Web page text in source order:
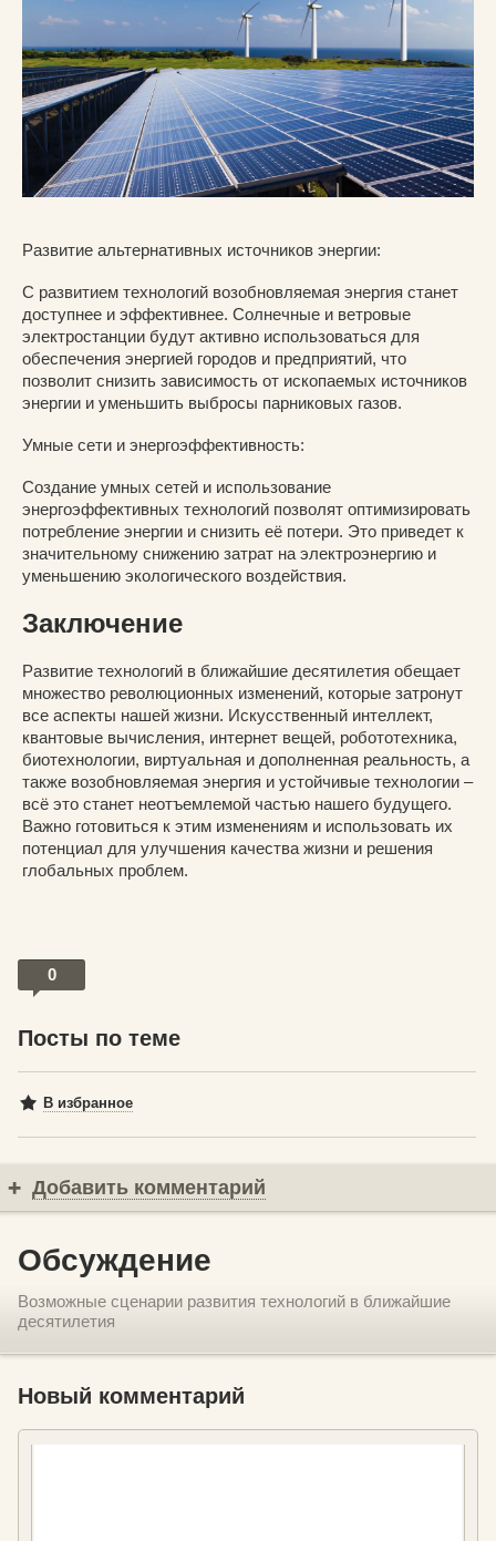
Развитие альтернативных источников энергии:
С развитием технологий возобновляемая энергия станет
доступнее и эффективнее. Солнечные и ветровые
электростанции будут активно использоваться для
обеспечения энергией городов и предприятий, что
позволит снизить зависимость от ископаемых источников
энергии и уменьшить выбросы парниковых газов.
Умные сети и энергоэффективность:
Создание умных сетей и использование
энергоэффективных технологий позволят оптимизировать
потребление энергии и снизить её потери. Это приведет к
значительному снижению затрат на электроэнергию и
уменьшению экологического воздействия.
Заключение
Развитие технологий в ближайшие десятилетия обещает
множество революционных изменений, которые затронут
все аспекты нашей жизни. Искусственный интеллект,
квантовые вычисления, интернет вещей, робототехника,
биотехнологии, виртуальная и дополненная реальность, а
также возобновляемая энергия и устойчивые технологии –
всё это станет неотъемлемой частью нашего будущего.
Важно готовиться к этим изменениям и использовать их
потенциал для улучшения качества жизни и решения
глобальных проблем.
0
Посты по теме
В избранное
Добавить комментарий
Обсуждение
Возможные сценарии развития технологий в ближайшие
десятилетия
Новый комментарий